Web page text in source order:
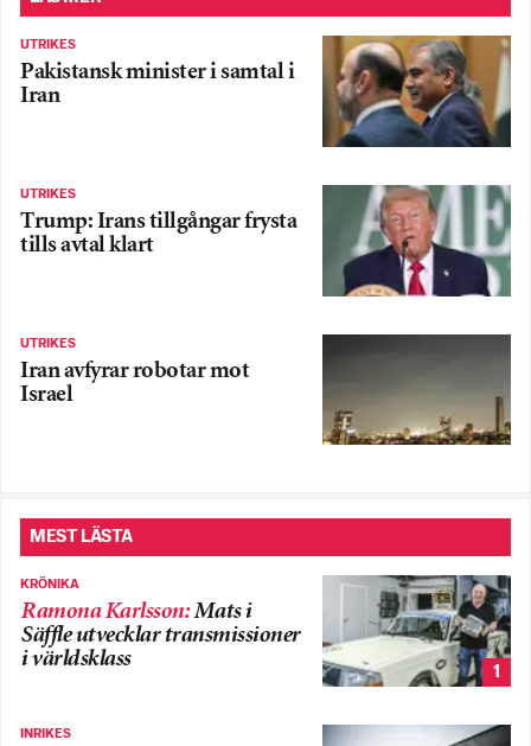
UTRIKES
Pakistansk minister i samtal i
Iran
UTRIKES
Trump: Irans tillgångar frysta
tills avtal klart
UTRIKES
Iran avfyrar robotar mot
Israel
MEST LÄSTA
KRÖNIKA
Ramona Karlsson:Mats i
Säffle utvecklar transmissioner
i världsklass
1
INRIKES